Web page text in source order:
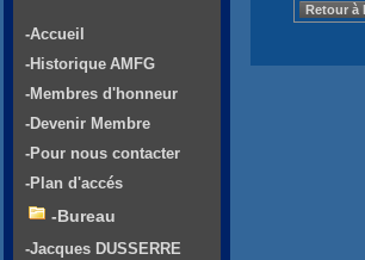
Retour à
-Accueil
-Historique AMFG
-Membres d'honneur
-Devenir Membre
-Pour nous contacter
-Plan d'accés
-Bureau
-Jacques DUSSERRE